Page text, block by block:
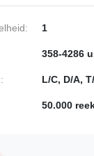
1
358-4286
L/C, D/A,
50.000